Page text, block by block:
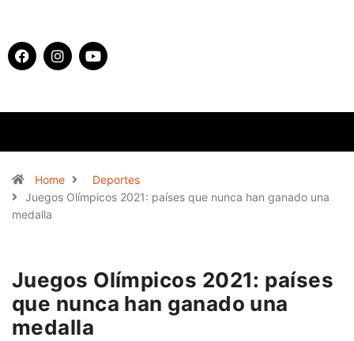
Home
Deportes
Juegos Olímpicos 2021: países que nunca han ganado una
medalla
Juegos Olímpicos 2021: países
que nunca han ganado una
medalla